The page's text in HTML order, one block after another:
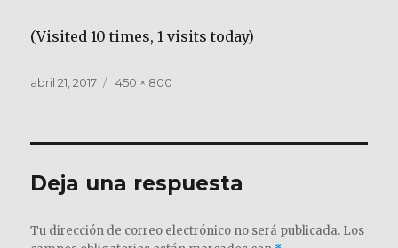
(Visited 10 times, 1 visits today)
Publicado
abril 21, 2017
Tamaño
450 × 800
Deja una respuesta
Tu dirección de correo electrónico no será publicada. Los